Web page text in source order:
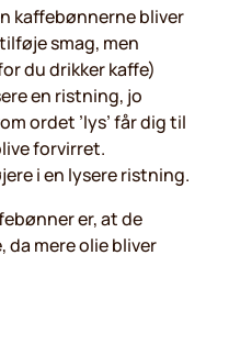
kaffebønnerne bliver
smag, men
du drikker kaffe)
en ristning, jo
ordet ’lys’ får dig til
forvirret.
i en lysere ristning.
er, at de
mere olie bliver